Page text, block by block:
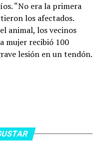
“No era la primera
los afectados.
animal, los vecinos
mujer recibió 100
lesión en un tendón.